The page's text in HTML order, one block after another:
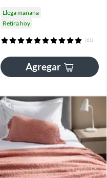
Llega mañana
Retira hoy
(61)
Agregar